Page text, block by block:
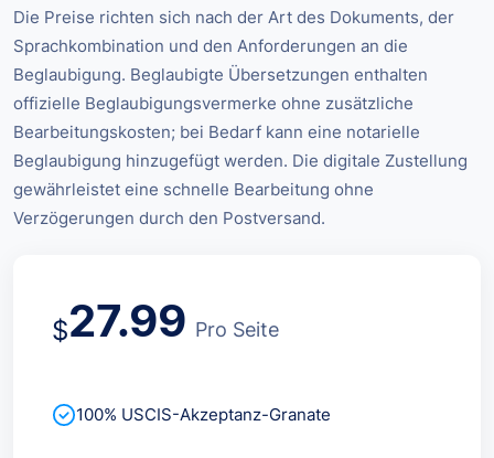
Die Preise richten sich nach der Art des Dokuments, der
Sprachkombination und den Anforderungen an die
Beglaubigung. Beglaubigte Übersetzungen enthalten
offizielle Beglaubigungsvermerke ohne zusätzliche
Bearbeitungskosten; bei Bedarf kann eine notarielle
Beglaubigung hinzugefügt werden. Die digitale Zustellung
gewährleistet eine schnelle Bearbeitung ohne
Verzögerungen durch den Postversand.
$27.99 Pro Seite
100% USCIS-Akzeptanz-Granate